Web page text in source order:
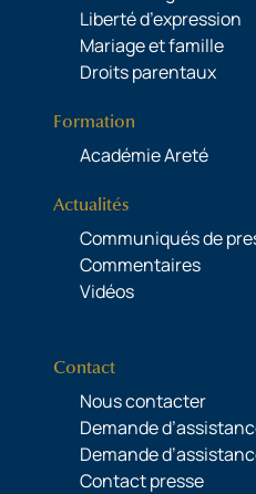
Liberté d’expression
Mariage et famille
Droits parentaux
Formation
Académie Areté
Actualités
Communiqués de
Commentaires
Vidéos
Contact
Nous contacter
Demande
Demande
Contact presse